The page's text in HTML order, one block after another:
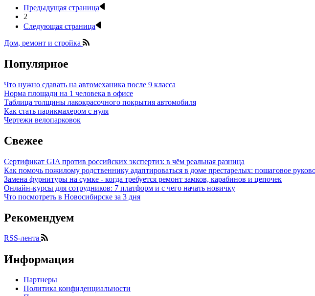
Предыдущая страница
2
Следующая страница
Дом, ремонт и стройка
Популярное
Что нужно сдавать на автомеханика после 9 класса
Норма площади на 1 человека в офисе
Таблица толщины лакокрасочного покрытия автомобиля
Как стать парикмахером с нуля
Чертежи велопарковок
Свежее
Сертификат GIA против российских экспертиз: в чём реальная разница
Как помочь пожилому родственнику адаптироваться в доме престарелых: пошаговое
Замена фурнитуры на сумке - когда требуется ремонт замков, карабинов и цепочек
Онлайн-курсы для сотрудников: 7 платформ и с чего начать новичку
Что посмотреть в Новосибирске за 3 дня
Рекомендуем
RSS-лента
Информация
Партнеры
Политика конфиденциальности